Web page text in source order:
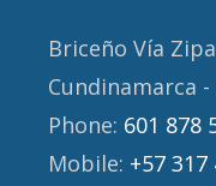
Briceño Vía
Cundinamarca
Phone: 601 878
Mobile: +57